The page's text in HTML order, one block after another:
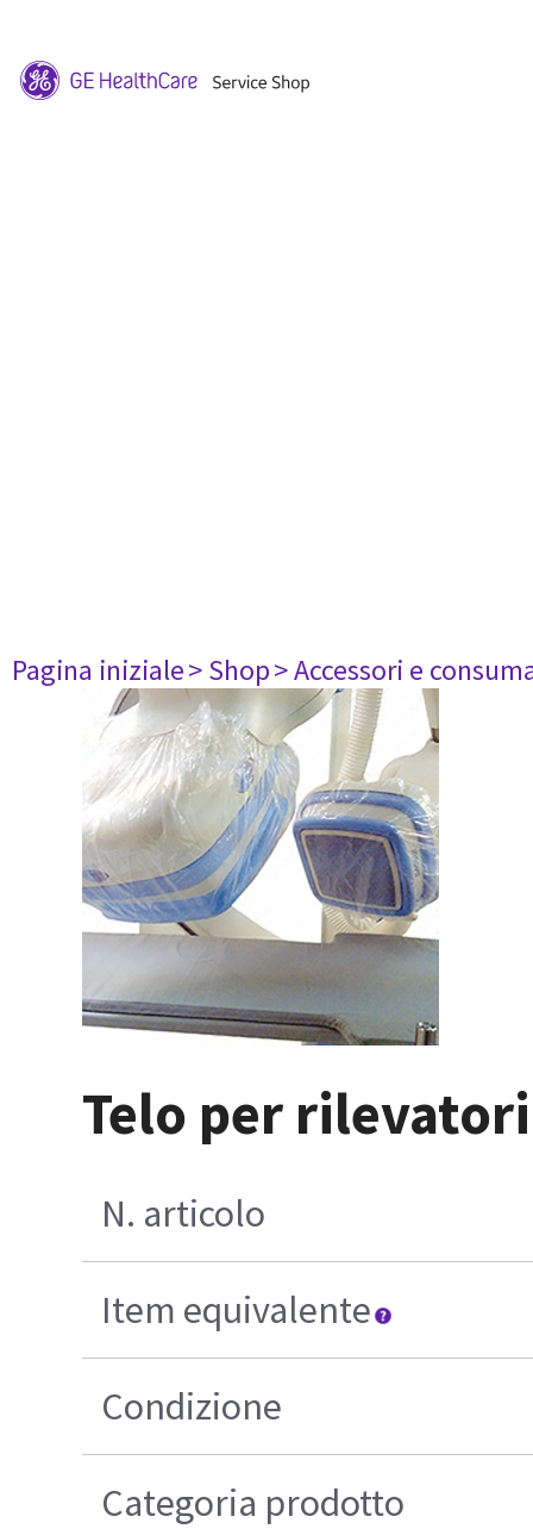
Pagina iniziale> Shop> Accessori e
Telo per rilevatori
N. articolo
Item equivalente
Condizione
Categoria prodotto